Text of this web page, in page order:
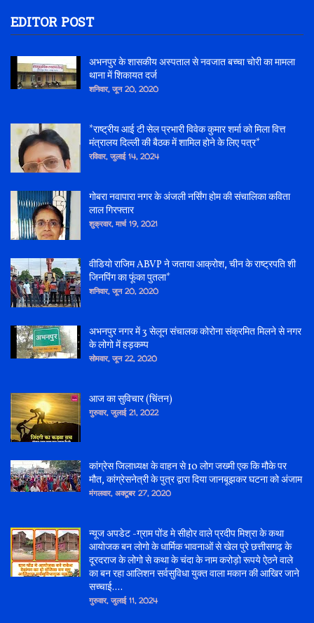
EDITOR POST
अभनपुर के शासकीय अस्पताल से नवजात बच्चा चोरी का मामला
थाना में शिकायत दर्ज
शनिवार, जून 20, 2020
*राष्ट्रीय आई टी सेल प्रभारी विवेक कुमार शर्मा को मिला वित्त
मंत्रालय दिल्ली की बैठक में शामिल होने के लिए पत्र*
रविवार, जुलाई 14, 2024
गोबरा नवापारा नगर के अंजली नर्सिंग होम की संचालिका कविता
लाल गिरफ्तार
शुक्रवार, मार्च 19, 2021
वीडियो राजिम ABVP ने जताया आक्रोश, चीन के राष्ट्रपति शी
जिनपिंग का फूंका पुतला*
शनिवार, जून 20, 2020
अभनपुर नगर में 3 सेलून संचालक कोरोना संक्रमित मिलने से नगर
के लोगो में हड़कम्प
सोमवार, जून 22, 2020
आज का सुविचार (चिंतन)
गुरुवार, जुलाई 21, 2022
कांग्रेस जिलाध्यक्ष के वाहन से 10 लोग जख्मी एक कि मौके पर
मौत, कांग्रेसनेत्री के पुत्र द्वारा दिया जानबूझकर घटना को अंजाम
मंगलवार, अक्टूबर 27, 2020
न्यूज अपडेट -ग्राम पोंड मे सीहोर वाले प्रदीप मिश्रा के कथा
आयोजक बन लोगो के धार्मिक भावनाओं से खेल पुरे छत्तीसगढ़ के
दूरदराज के लोगो से कथा के चंदा के नाम करोड़ो रूपये ऐठने वाले
का बन रहा आलिशन सर्वसुविधा युक्त वाला मकान की आखिर जाने
सच्चाई....
गुरुवार, जुलाई 11, 2024